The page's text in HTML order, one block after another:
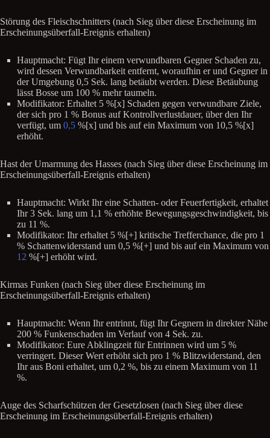
Störung des Fleischschnitters (nach Sieg über diese Erscheinung im
Erscheinungsüberfall-Ereignis erhalten)
Hauptmacht: Fügt Ihr einem verwundbaren Gegner Schaden zu,
wird dessen Verwundbarkeit entfernt, woraufhin er und Gegner in
der Umgebung 0,5 Sek. lang betäubt werden. Diese Betäubung
lässt Bosse um 100 % mehr taumeln.
Modifikator: Erhaltet 5 %[x] Schaden gegen verwundbare Ziele,
der sich pro 1 % Bonus auf Kontrollverlustdauer, über den Ihr
verfügt, um 0,5 %[x] und bis auf ein Maximum von 10,5 %[x]
erhöht.
Hast der Umarmung des Hasses (nach Sieg über diese Erscheinung im
Erscheinungsüberfall-Ereignis erhalten)
Hauptmacht: Wirkt Ihr eine Schatten- oder Feuerfertigkeit, erhaltet
Ihr 3 Sek. lang um 1,1 % erhöhte Bewegungsgeschwindigkeit, bis
zu 11 %.
Modifikator: Ihr erhaltet 5 %[+] kritische Trefferchance, die pro 1
% Schattenwiderstand um 0,5 %[+] und bis auf ein Maximum von
12 %[+] erhöht wird.
Kirmas Funken (nach Sieg über diese Erscheinung im
Erscheinungsüberfall-Ereignis erhalten)
Hauptmacht: Wenn Ihr entrinnt, fügt Ihr Gegnern in direkter Nähe
200 % Funkenschaden im Verlauf von 4 Sek. zu.
Modifikator: Eure Abklingzeit für Entrinnen wird um 5 %
verringert. Dieser Wert erhöht sich pro 1 % Blitzwiderstand, den
Ihr aus Boni erhaltet, um 0,2 %, bis zu einem Maximum von 11
%.
Auge des Scharfschützen der Gesetzlosen (nach Sieg über diese
Erscheinung im Erscheinungsüberfall-Ereignis erhalten)